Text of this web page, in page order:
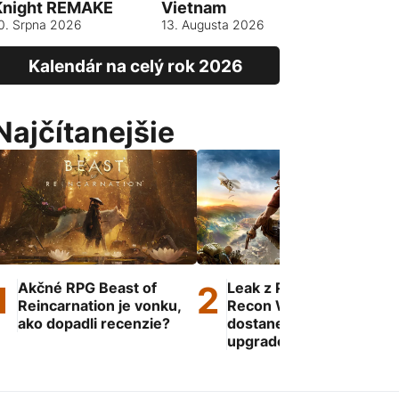
REMAKE
Srpna 2026
Vietnam
13. Augusta 2026
Kalendár na celý rok 2026
Akčné RPG Beast of
Reincarnation je vonku,
ako dopadli recenzie?
Leak z PS Store: Ghost
Recon Wildlands
dostane next-gen
upgrade a rozšírenie